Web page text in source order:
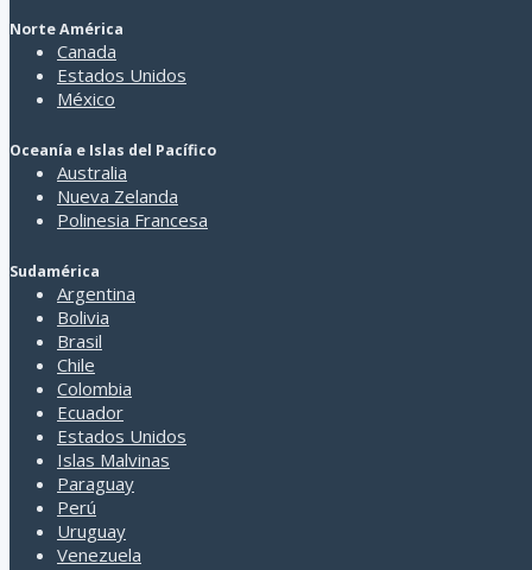
Norte América
Canada
Estados Unidos
México
Oceanía e Islas del Pacífico
Australia
Nueva Zelanda
Polinesia Francesa
Sudamérica
Argentina
Bolivia
Brasil
Chile
Colombia
Ecuador
Estados Unidos
Islas Malvinas
Paraguay
Perú
Uruguay
Venezuela
Brescia
Brindisi
Brunico
Buonconvento
Busseto
Cagliari
Cala Gonone
Caladro Kaltern
Caltanissetta
Camigliatello Silano
Campo Tures
Campobasso
Canale
Canazei
Canelli
Capaccio
Capri
Capua
Casale Monferrato
Caserta
Castel Boglione